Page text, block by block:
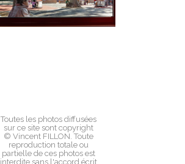
Toutes les photos diffusées
sur ce site sont copyright
© Vincent FILLON. Toute
reproduction totale ou
partielle de ces photos est
interdite sans l'accord écrit